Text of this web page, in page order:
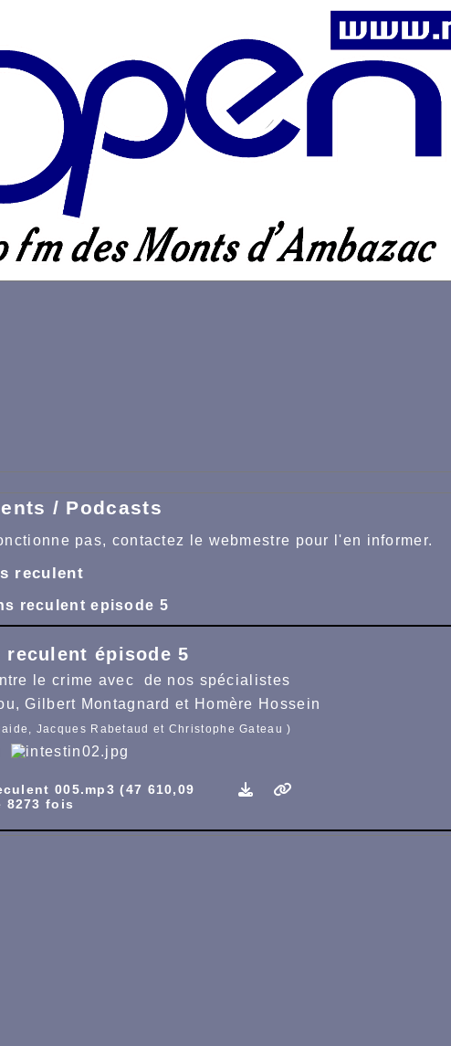
/ Podcasts
pas, contactez le webmestre pour l'en informer.
reculent
reculent episode 5
épisode 5
le crime avec de nos spécialistes
Gilbert Montagnard et Homère Hossein
Jacques Rabetaud et Christophe Gateau )
005.mp3 (47 610,09
8273 fois